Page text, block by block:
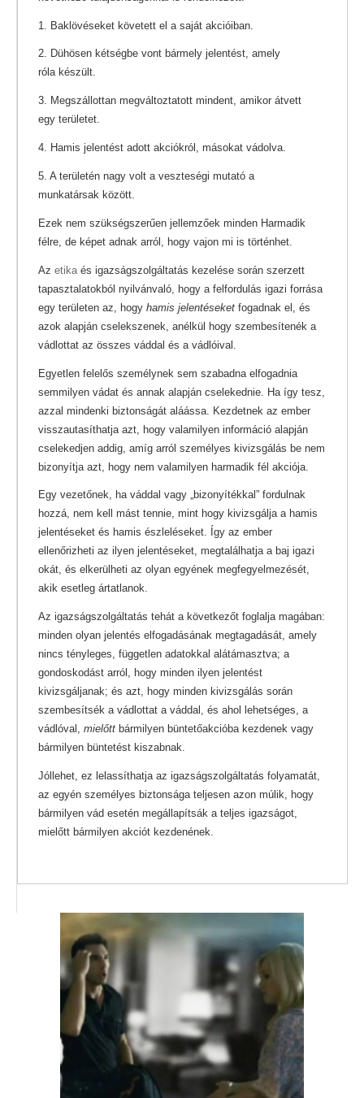
1. Baklövéseket követett el a saját akcióiban.
2. Dühösen kétségbe vont bármely jelentést, amely
róla készült.
3. Megszállottan megváltoztatott mindent, amikor átvett
egy területet.
4. Hamis jelentést adott akciókról, másokat vádolva.
5. A területén nagy volt a veszteségi mutató a
munkatársak között.
Ezek nem szükségszerűen jellemzőek minden Harmadik
félre, de képet adnak arról, hogy vajon mi is történhet.
Az etika és igazságszolgáltatás kezelése során szerzett
tapasztalatokból nyilvánvaló, hogy a felfordulás igazi forrása
egy területen az, hogy hamis jelentéseket fogadnak el, és
azok alapján cselekszenek, anélkül hogy szembesítenék a
vádlottat az összes váddal és a vádlóival.
Egyetlen felelős személynek sem szabadna elfogadnia
semmilyen vádat és annak alapján cselekednie. Ha így tesz,
azzal mindenki biztonságát aláássa. Kezdetnek az ember
visszautasíthatja azt, hogy valamilyen információ alapján
cselekedjen addig, amíg arról személyes kivizsgálás be nem
bizonyítja azt, hogy nem valamilyen harmadik fél akciója.
Egy vezetőnek, ha váddal vagy „bizonyítékkal” fordulnak
hozzá, nem kell mást tennie, mint hogy kivizsgálja a hamis
jelentéseket és hamis észleléseket. Így az ember
ellenőrizheti az ilyen jelentéseket, megtalálhatja a baj igazi
okát, és elkerülheti az olyan egyének megfegyelmezését,
akik esetleg ártatlanok.
Az igazságszolgáltatás tehát a következőt foglalja magában:
minden olyan jelentés elfogadásának megtagadását, amely
nincs tényleges, független adatokkal alátámasztva; a
gondoskodást arról, hogy minden ilyen jelentést
kivizsgáljanak; és azt, hogy minden kivizsgálás során
szembesítsék a vádlottat a váddal, és ahol lehetséges, a
vádlóval, mielőtt bármilyen büntetőakcióba kezdenek vagy
bármilyen büntetést kiszabnak.
Jóllehet, ez lelassíthatja az igazságszolgáltatás folyamatát,
az egyén személyes biztonsága teljesen azon múlik, hogy
bármilyen vád esetén megállapítsák a teljes igazságot,
mielőtt bármilyen akciót kezdenének.